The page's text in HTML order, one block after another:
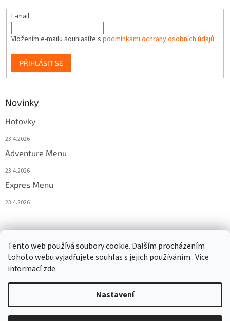
Tento web používá soubory cookie. Dalším procházením
tohoto webu vyjadřujete souhlas s jejich používáním.. Více
informacízde.
Nastavení
E-mail
Vložením e-mailu souhlasíte s podmínkami ochrany osobních údajů
PŘIHLÁSIT SE
Novinky
Hotovky
23.4.2026
Adventure Menu
23.4.2026
Expres Menu
23.4.2026
Copyright 2026www.333adventures.com. Všechna práva